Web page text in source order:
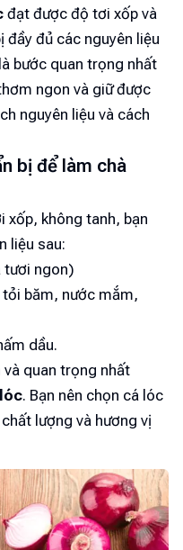
đạt được độ tơi xốp và
đầy đủ các nguyên liệu
bước quan trọng nhất
ngon và giữ được
nguyên liệu và cách
bị để làm chà
xốp, không tanh, bạn
liệu sau:
tươi ngon)
tỏi băm, nước mắm,
dầu.
và quan trọng nhất
. Bạn nên chọn cá lóc
lượng và hương vị